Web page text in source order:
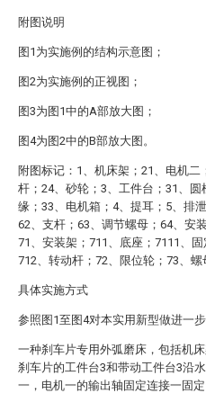
附图说明
图1为实施例的结构示意图；
图2为实施例的正视图；
图3为图1中的A部放大图；
图4为图2中的B部放大图。
附图标记：1、机床架；21、电机二
杆；24、砂轮；3、工件台；31、圆
缘；33、电机箱；4、提耳；5、排
62、支杆；63、调节螺母；64、安
71、安装架；711、底座；7111、固
712、转动杆；72、限位轮；73、螺
具体实施方式
参照图1至图4对本实用新型做进一步
一种刹车片专用外弧磨床，包括机
刹车片的工件台3和带动工件台3沿
一，电机一的输出轴固定连接一固